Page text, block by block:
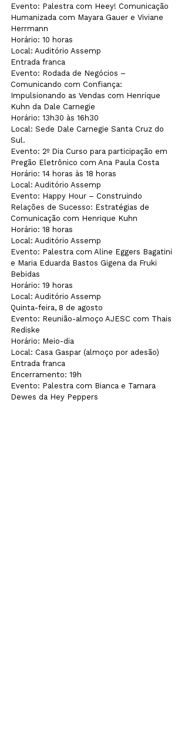
Evento: Palestra com Heey! Comunicação
Humanizada com Mayara Gauer e Viviane
Herrmann
Horário: 10 horas
Local: Auditório Assemp
Entrada franca
Evento: Rodada de Negócios –
Comunicando com Confiança:
Impulsionando as Vendas com Henrique
Kuhn da Dale Carnegie
Horário: 13h30 às 16h30
Local: Sede Dale Carnegie Santa Cruz do
Sul.
Evento: 2º Dia Curso para participação em
Pregão Eletrônico com Ana Paula Costa
Horário: 14 horas às 18 horas
Local: Auditório Assemp
Evento: Happy Hour – Construindo
Relações de Sucesso: Estratégias de
Comunicação com Henrique Kuhn
Horário: 18 horas
Local: Auditório Assemp
Evento: Palestra com Aline Eggers Bagatini
e Maria Eduarda Bastos Gigena da Fruki
Bebidas
Horário: 19 horas
Local: Auditório Assemp
Quinta-feira, 8 de agosto
Evento: Reunião-almoço AJESC com Thais
Rediske
Horário: Meio-dia
Local: Casa Gaspar (almoço por adesão)
Entrada franca
Encerramento: 19h
Evento: Palestra com Bianca e Tamara
Dewes da Hey Peppers